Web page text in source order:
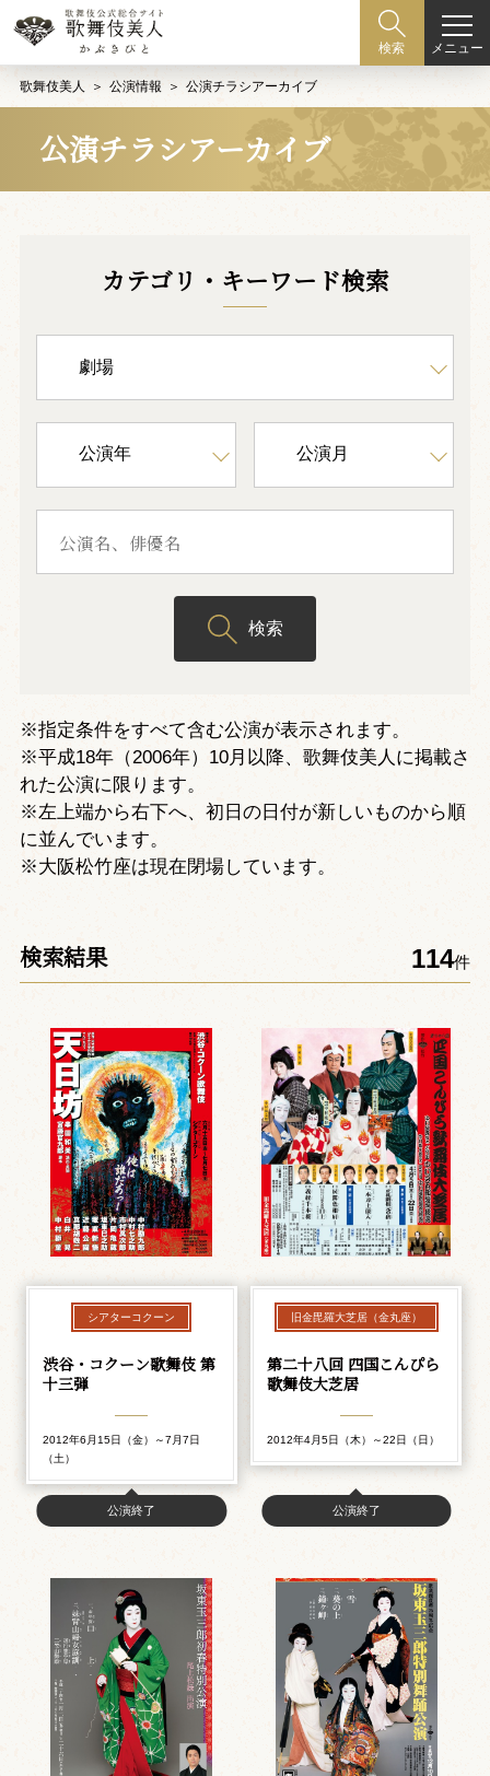
検索 メニュー
歌舞伎美人 公演情報 公演チラシアーカイブ
公演チラシアーカイブ
カテゴリ・キーワード検索
検索
※指定条件をすべて含む公演が表示されます。
※平成18年（2006年）10月以降、歌舞伎美人に掲載さ
れた公演に限ります。
※左上端から右下へ、初日の日付が新しいものから順
に並んでいます。
※大阪松竹座は現在閉場しています。
検索結果 114件
シアターコクーン
渋谷・コクーン歌舞伎 第
十三弾
2012年6月15日（金）～7月7日
（土）
公演終了
旧金毘羅大芝居（金丸座）
第二十八回 四国こんぴら
歌舞伎大芝居
2012年4月5日（木）～22日（日）
公演終了